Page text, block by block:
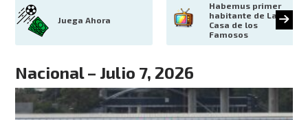
Juega Ahora
Habemus primer
habitante de La
Casa de los
Famosos
Nacional – Julio 7, 2026